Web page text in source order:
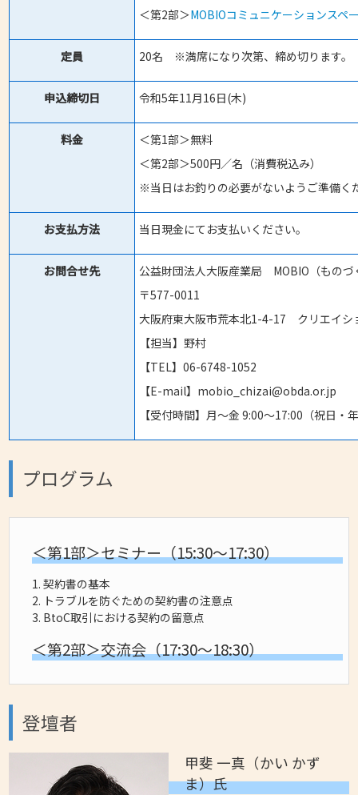
＜第2部＞MOBIOコミュニケーションスペ
定員 20名 ※満席になり次第、締め切ります。
申込締切日 令和5年11月16日(木)
料金
＜第1部＞無料
＜第2部＞500円／名（消費税込み）
※当日はお釣りの必要がないようご準備く
お支払方法 当日現金にてお支払いください。
お問合せ先
公益財団法人大阪産業局 MOBIO（ものづ
〒577-0011
大阪府東大阪市荒本北1-4-17 クリエイシ
【担当】野村
【TEL】06-6748-1052
【E-mail】mobio_chizai@obda.or.jp
【受付時間】月～金 9:00～17:00（祝日・
プログラム
＜第1部＞セミナー（15:30～17:30）
1. 契約書の基本
2. トラブルを防ぐための契約書の注意点
3. BtoC取引における契約の留意点
＜第2部＞交流会（17:30～18:30）
登壇者
甲斐 一真（かい かず
ま）氏